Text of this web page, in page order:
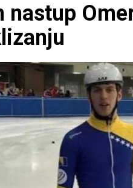
nastup